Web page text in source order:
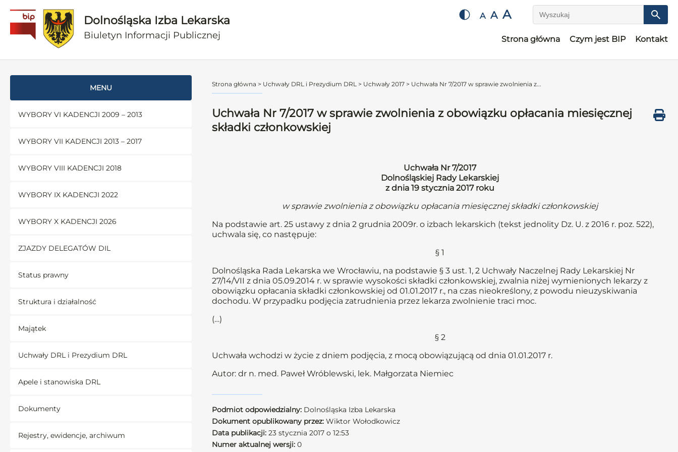
Dolnośląska Izba Lekarska
Biuletyn Informacji Publicznej
A A A Wyszukaj
Strona główna Czym jest BIP Kontakt
MENU
WYBORY VI KADENCJI 2009 – 2013
WYBORY VII KADENCJI 2013 – 2017
WYBORY VIII KADENCJI 2018
WYBORY IX KADENCJI 2022
WYBORY X KADENCJI 2026
ZJAZDY DELEGATÓW DIL
Status prawny
Struktura i działalność
Majątek
Uchwały DRL i Prezydium DRL
Apele i stanowiska DRL
Dokumenty
Rejestry, ewidencje, archiwum
Strona główna > Uchwały DRL i Prezydium DRL > Uchwały 2017 > Uchwała Nr 7/2017 w sprawie zwolnienia z...
Uchwała Nr 7/2017 w sprawie zwolnienia z obowiązku opłacania miesięcznej
składki członkowskiej
Uchwała Nr 7/2017
Dolnośląskiej Rady Lekarskiej
z dnia 19 stycznia 2017 roku
w sprawie zwolnienia z obowiązku opłacania miesięcznej składki członkowskiej
Na podstawie art. 25 ustawy z dnia 2 grudnia 2009r. o izbach lekarskich (tekst jednolity Dz. U. z 2016 r. poz. 522),
uchwala się, co następuje:
§ 1
Dolnośląska Rada Lekarska we Wrocławiu, na podstawie § 3 ust. 1, 2 Uchwały Naczelnej Rady Lekarskiej Nr
27/14/VII z dnia 05.09.2014 r. w sprawie wysokości składki członkowskiej, zwalnia niżej wymienionych lekarzy z
obowiązku opłacania składki członkowskiej od 01.01.2017 r., na czas nieokreślony, z powodu nieuzyskiwania
dochodu. W przypadku podjęcia zatrudnienia przez lekarza zwolnienie traci moc.
(…)
§ 2
Uchwała wchodzi w życie z dniem podjęcia, z mocą obowiązującą od dnia 01.01.2017 r.
Autor: dr n. med. Paweł Wróblewski, lek. Małgorzata Niemiec
Podmiot odpowiedzialny: Dolnośląska Izba Lekarska
Dokument opublikowany przez: Wiktor Wołodkowicz
Data publikacji: 23 stycznia 2017 o 12:53
Numer aktualnej wersji: 0